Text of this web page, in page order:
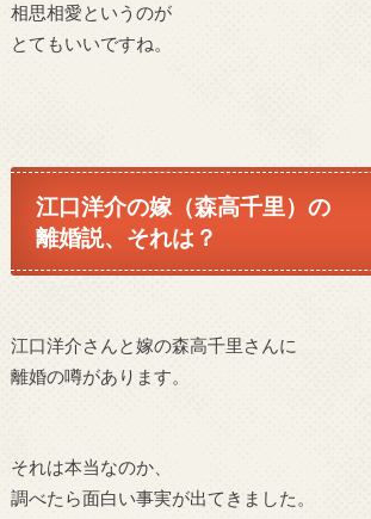
相思相愛というのが
とてもいいですね。
江口洋介の嫁（森高千里）の
離婚説、それは？
江口洋介さんと嫁の森高千里さんに
離婚の噂があります。
それは本当なのか、
調べたら面白い事実が出てきました。